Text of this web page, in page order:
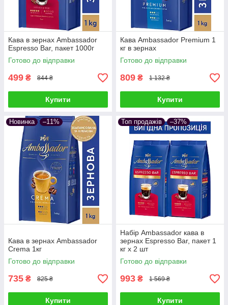
Кава в зернах Ambassador
Espresso Bar, пакет 1000г
Готово до відправки
499 ₴ 844 ₴
Купити
Кава Ambassador Premium 1
кг в зернах
Готово до відправки
809 ₴ 1 132 ₴
Купити
Новинка –11%
Кава в зернах Ambassador
Crema 1кг
Готово до відправки
735 ₴ 825 ₴
Купити
Топ продажів –37%
Набір Ambassador кава в
зернах Espresso Bar, пакет 1
кг х 2 шт
Готово до відправки
993 ₴ 1 569 ₴
Купити